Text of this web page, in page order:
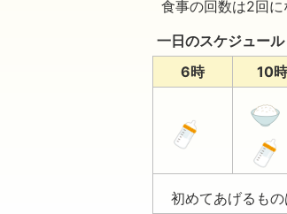
食事の回数は2回に
一日のスケジュール
6時
10時
初めてあげるもの